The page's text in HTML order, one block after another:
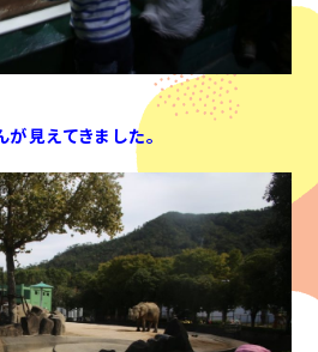
が見えてきました。